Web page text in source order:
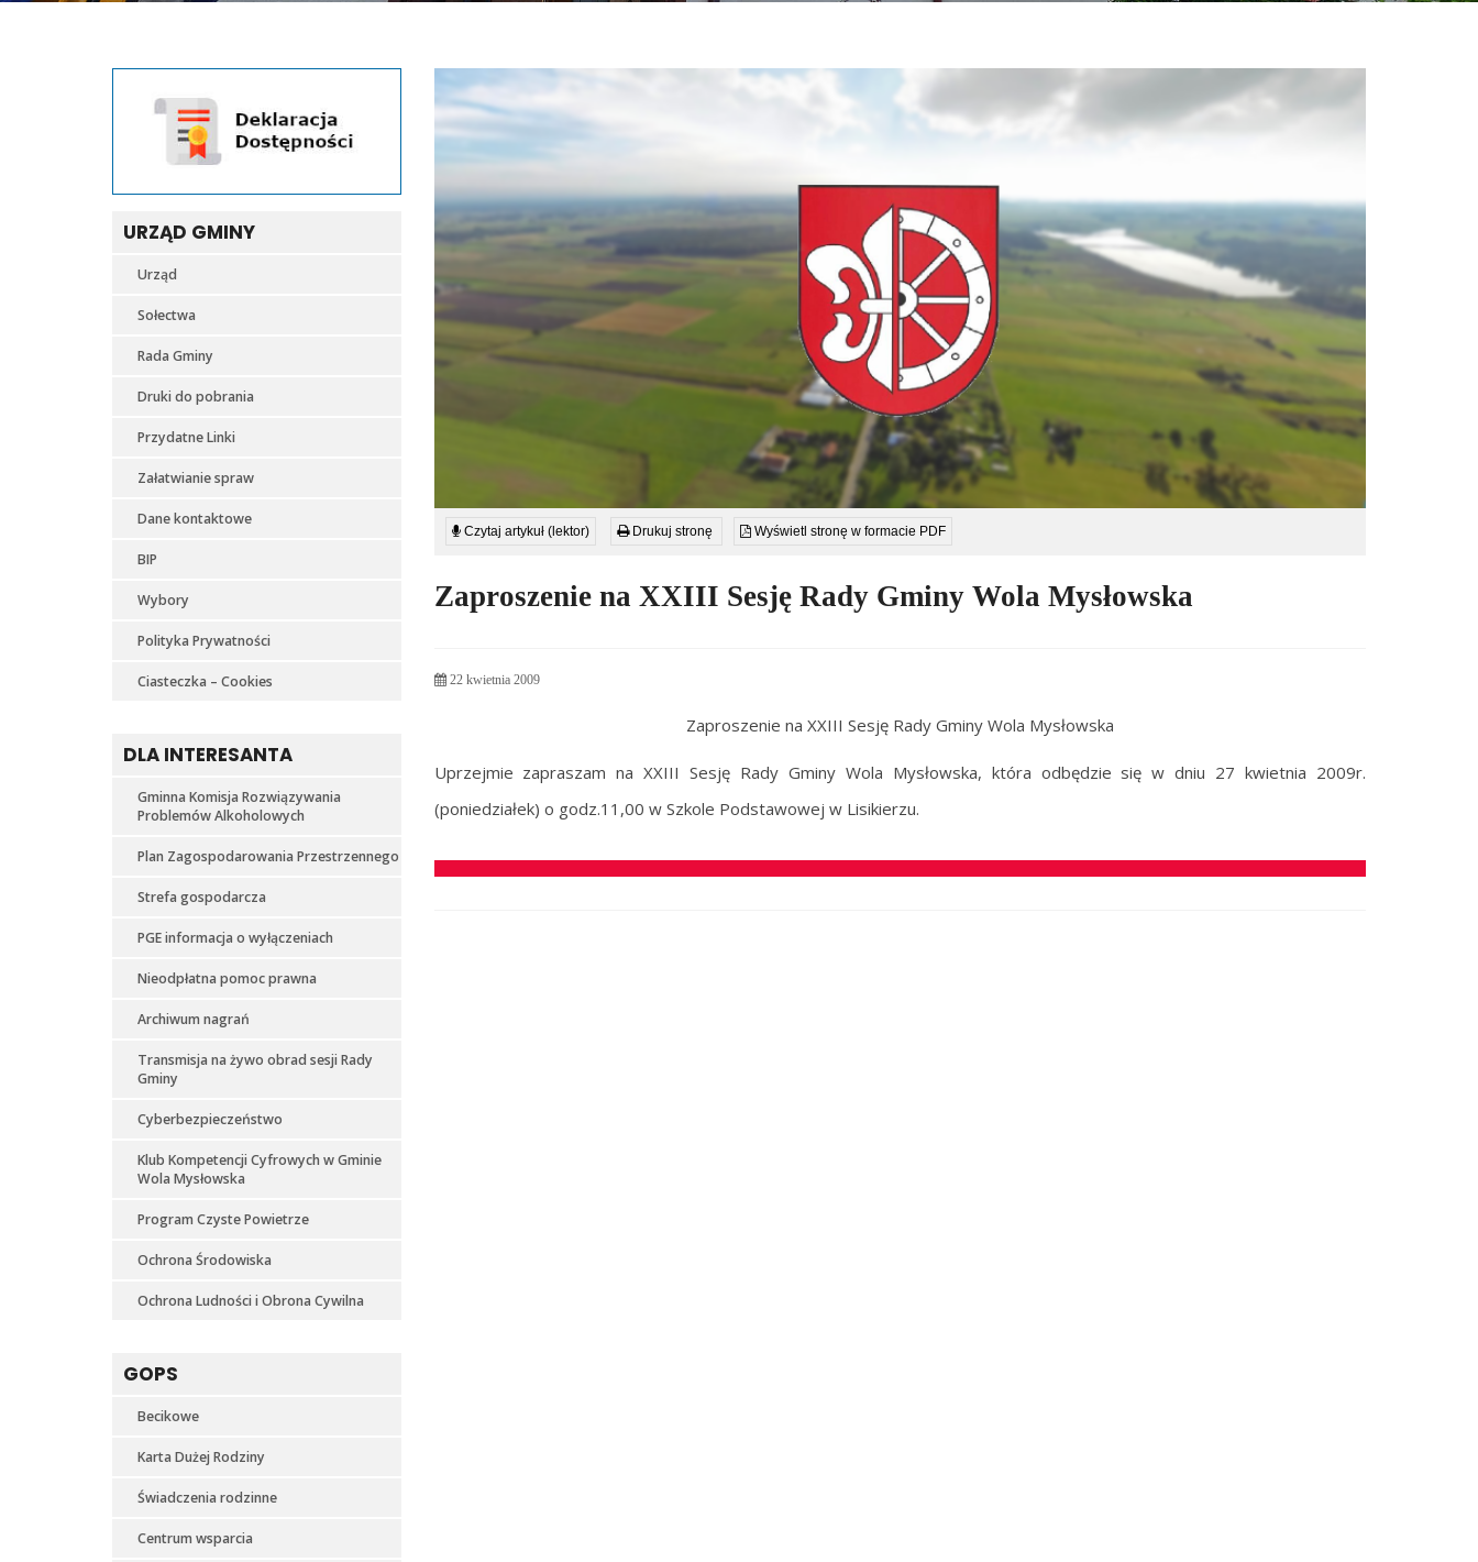
URZĄD GMINY
Urząd
Sołectwa
Rada Gminy
Druki do pobrania
Przydatne Linki
Załatwianie spraw
Dane kontaktowe
BIP
Wybory
Polityka Prywatności
Ciasteczka – Cookies
DLA INTERESANTA
Gminna Komisja Rozwiązywania
Problemów Alkoholowych
Plan Zagospodarowania Przestrzennego
Strefa gospodarcza
PGE informacja o wyłączeniach
Nieodpłatna pomoc prawna
Archiwum nagrań
Transmisja na żywo obrad sesji Rady
Gminy
Cyberbezpieczeństwo
Klub Kompetencji Cyfrowych w Gminie
Wola Mysłowska
Program Czyste Powietrze
Ochrona Środowiska
Ochrona Ludności i Obrona Cywilna
GOPS
Becikowe
Karta Dużej Rodziny
Świadczenia rodzinne
Centrum wsparcia
Czytaj artykuł (lektor) Drukuj stronę Wyświetl stronę w formacie PDF
Zaproszenie na XXIII Sesję Rady Gminy Wola Mysłowska
22 kwietnia 2009
Zaproszenie na XXIII Sesję Rady Gminy Wola Mysłowska
Uprzejmie zapraszam na XXIII Sesję Rady Gminy Wola Mysłowska, która odbędzie się w dniu 27 kwietnia 2009r.
(poniedziałek) o godz.11,00 w Szkole Podstawowej w Lisikierzu.